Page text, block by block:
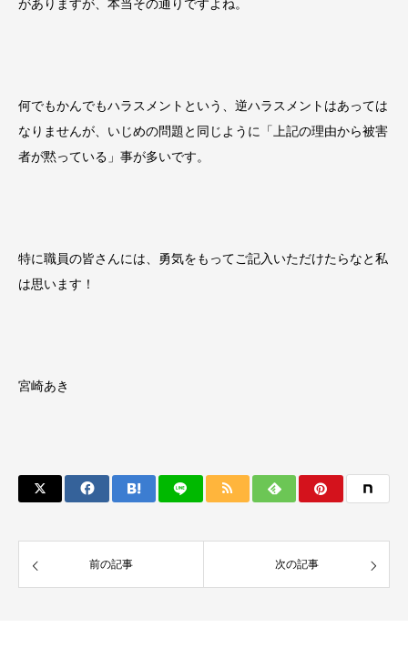
がありますが、本当その通りですよね。
何でもかんでもハラスメントという、逆ハラスメントはあっては
なりませんが、いじめの問題と同じように「上記の理由から被害
者が黙っている」事が多いです。
特に職員の皆さんには、勇気をもってご記入いただけたらなと私
は思います！
宮崎あき
前の記事 次の記事